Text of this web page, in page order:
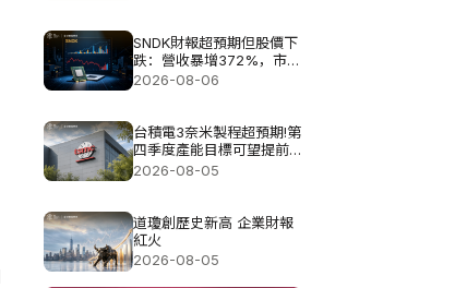
SNDK財報超預期但股價下
跌：營收暴增372%，市場
為何仍不買單?
2026-08-06
台積電3奈米製程超預期!第
四季度產能目標可望提前
達成
2026-08-05
道瓊創歷史新高 企業財報
紅火
2026-08-05